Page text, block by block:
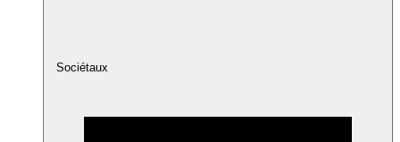
Sociétaux